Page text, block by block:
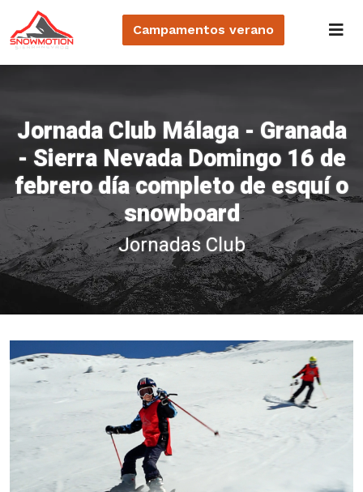
Campamentos verano
Jornada Club Málaga - Granada
- Sierra Nevada Domingo 16 de
febrero día completo de esquí o
snowboard
Jornadas Club